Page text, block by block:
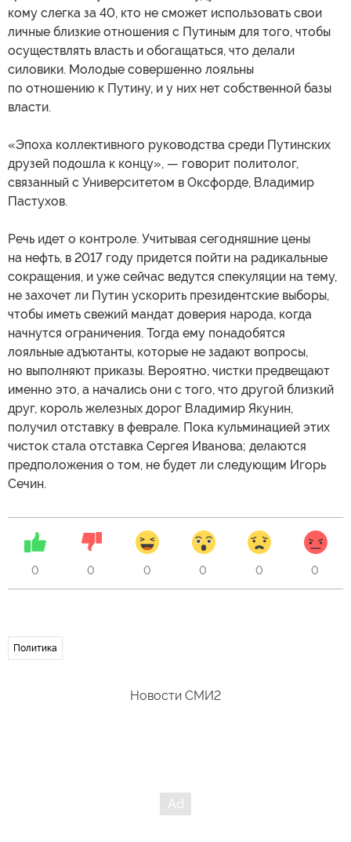
кому слегка за 40, кто не сможет использовать свои
личные близкие отношения с Путиным для того, чтобы
осуществлять власть и обогащаться, что делали
силовики. Молодые совершенно лояльны
по отношению к Путину, и у них нет собственной базы
власти.
«Эпоха коллективного руководства среди Путинских
друзей подошла к концу», — говорит политолог,
связанный с Университетом в Оксфорде, Владимир
Пастухов.
Речь идет о контроле. Учитывая сегодняшние цены
на нефть, в 2017 году придется пойти на радикальные
сокращения, и уже сейчас ведутся спекуляции на тему,
не захочет ли Путин ускорить президентские выборы,
чтобы иметь свежий мандат доверия народа, когда
начнутся ограничения. Тогда ему понадобятся
лояльные адъютанты, которые не задают вопросы,
но выполняют приказы. Вероятно, чистки предвещают
именно это, а начались они с того, что другой близкий
друг, король железных дорог Владимир Якунин,
получил отставку в феврале. Пока кульминацией этих
чисток стала отставка Сергея Иванова; делаются
предположения о том, не будет ли следующим Игорь
Сечин.
0 0 0 0 0 0
Политика
Новости СМИ2